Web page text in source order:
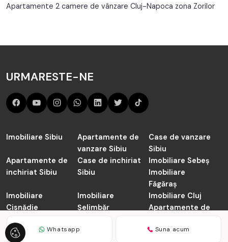
Apartamente 2 camere de vânzare Cluj-Napoca zona Zorilor
Whatsapp Suna acum
URMARESTE-NE
Imobiliare Sibiu
Apartamente de
vanzare Sibiu
Case de vanzare
Sibiu
Apartamente de
inchiriat Sibiu
Case de inchiriat
Sibiu
Imobiliare Sebeș
Imobiliare
Făgăraș
Imobiliare
Cisnădie
Imobiliare
Șelimbăr
Imobiliare Cluj
Apartamente de
Napoca